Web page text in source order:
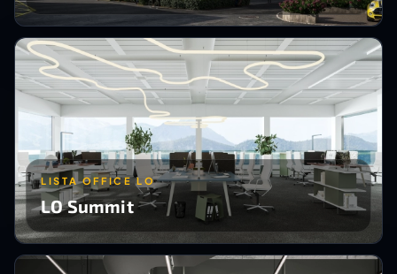
LISTA OFFICE LO
LO Summit